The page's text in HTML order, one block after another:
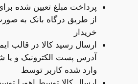
پرداخت مبلغ تعیین شده
از طریق درگاه بانک به
خریدار
ارسال رسید کالا در قالب
آدرس پست الکترونیک و یا
وارد شده کاربر توسط